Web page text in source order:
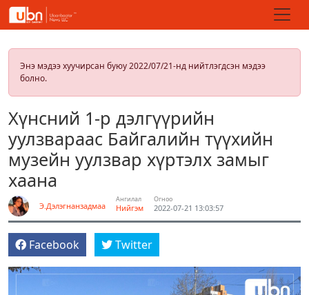
Энэ мэдээ хуучирсан буюу 2022/07/21-нд нийтлэгдсэн мэдээ
болно.
Хүнсний 1-р дэлгүүрийн
уулзвараас Байгалийн түүхийн
музейн уулзвар хүртэлх замыг
хаана
Э.Дэлэгнанзадмаа
Ангилал
Нийгэм
Огноо
2022-07-21 13:03:57
Facebook Twitter